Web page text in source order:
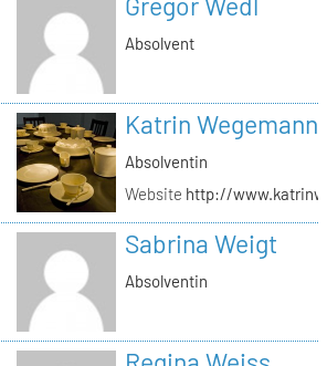
Absolvent
Katrin Wegemann
Absolventin
Website http://
Sabrina Weigt
Absolventin